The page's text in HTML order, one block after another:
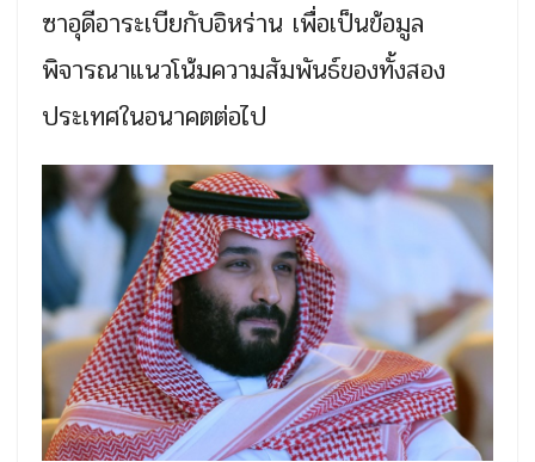
ซาอุดีอาระเบียกับอิหร่าน เพื่อเป็นข้อมูล
พิจารณาแนวโน้มความสัมพันธ์ของทั้งสอง
ประเทศในอนาคตต่อไป